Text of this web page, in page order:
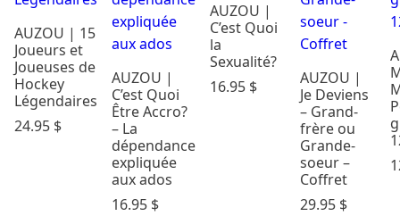
Cadeau
Dodo &
Confort
Éveil & Jeux
Maternité
Mode
AUZOU | 15
Joueurs et
Joueuses de
Hockey
Légendaires
24.95 $
AUZOU |
C’est Quoi
Être Accro?
– La
dépendance
expliquée
aux ados
16.95 $
AUZOU |
C’est Quoi
la
Sexualité?
16.95 $
AUZOU |
Je Deviens
– Grand-
frère ou
Grande-
soeur –
Coffret
29.95 $